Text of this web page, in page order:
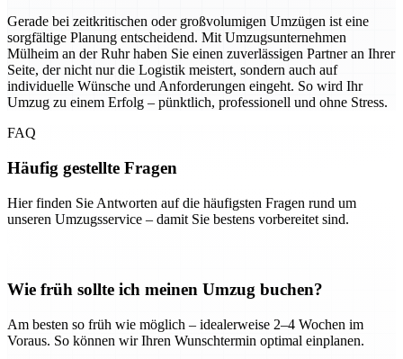
Gerade bei zeitkritischen oder großvolumigen Umzügen ist eine
sorgfältige Planung entscheidend. Mit Umzugsunternehmen
Mülheim an der Ruhr haben Sie einen zuverlässigen Partner an Ihrer
Seite, der nicht nur die Logistik meistert, sondern auch auf
individuelle Wünsche und Anforderungen eingeht. So wird Ihr
Umzug zu einem Erfolg – pünktlich, professionell und ohne Stress.
FAQ
Häufig gestellte Fragen
Hier finden Sie Antworten auf die häufigsten Fragen rund um
unseren Umzugsservice – damit Sie bestens vorbereitet sind.
Wie früh sollte ich meinen Umzug buchen?
Am besten so früh wie möglich – idealerweise 2–4 Wochen im
Voraus. So können wir Ihren Wunschtermin optimal einplanen.